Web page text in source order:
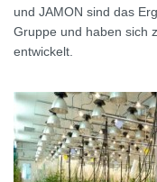
und JAMON sind das
Gruppe und haben sich
entwickelt.